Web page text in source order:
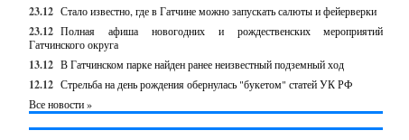
23.12 Стало известно, где в Гатчине можно запускать салюты и фейерверки
23.12 Полная афиша новогодних и рождественских мероприятий
Гатчинского округа
13.12 В Гатчинском парке найден ранее неизвестный подземный ход
12.12 Стрельба на день рождения обернулась "букетом" статей УК РФ
Все новости »